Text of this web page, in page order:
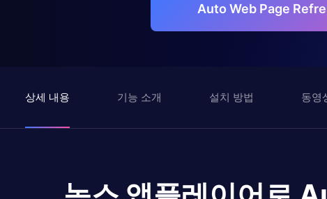
Auto Web Page
상세 내용 기능 소개 설치 방법 동영